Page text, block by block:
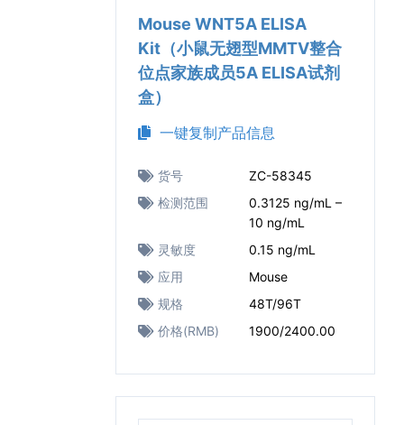
Mouse WNT5A ELISA
Kit（小鼠无翅型MMTV整合
位点家族成员5A ELISA试剂
盒）
一键复制产品信息
货号
ZC-58345
检测范围
0.3125 ng/mL –
10 ng/mL
灵敏度
0.15 ng/mL
应用
Mouse
规格
48T/96T
价格(RMB)
1900/2400.00